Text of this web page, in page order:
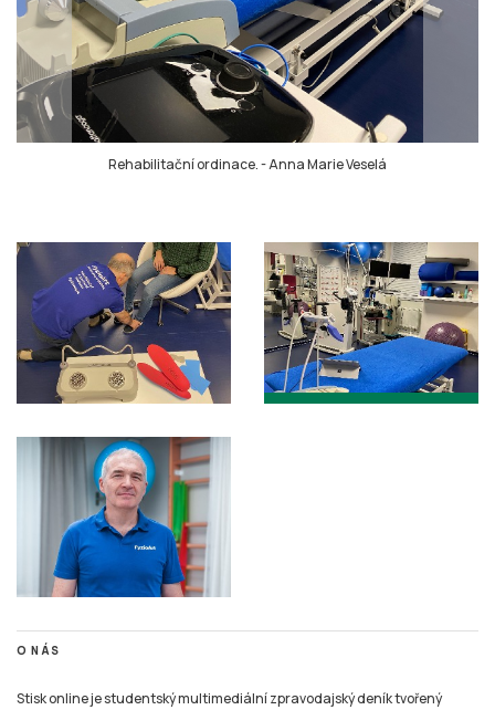
Rehabilitační ordinace.-Anna Marie Veselá
O NÁS
Stisk online je studentský multimediální zpravodajský deník tvořený